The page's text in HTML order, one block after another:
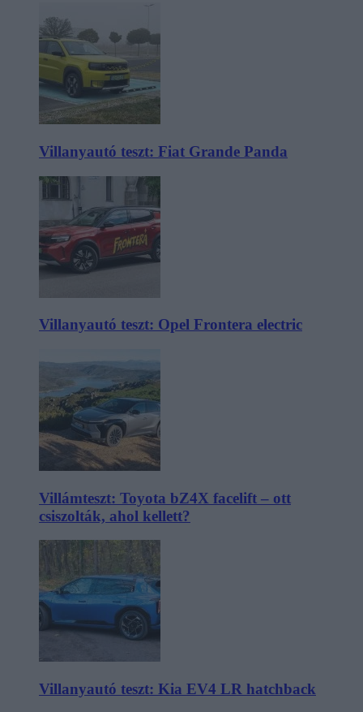
Villanyautó teszt: Fiat Grande Panda
Villanyautó teszt: Opel Frontera electric
Villámteszt: Toyota bZ4X facelift – ott
csiszolták, ahol kellett?
Villanyautó teszt: Kia EV4 LR hatchback